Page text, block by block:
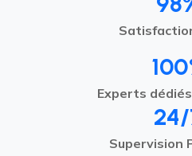
Experts
Supervision